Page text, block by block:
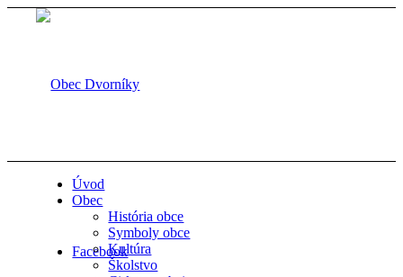
Facebook
Úvod
Obec
História obce
Symboly obce
Kultúra
Školstvo